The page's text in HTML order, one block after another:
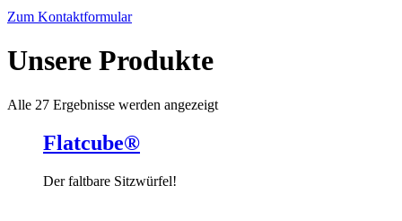
Zum Kontaktformular
Unsere Produkte
Alle 27 Ergebnisse werden angezeigt
Flatcube®
Der faltbare Sitzwürfel!